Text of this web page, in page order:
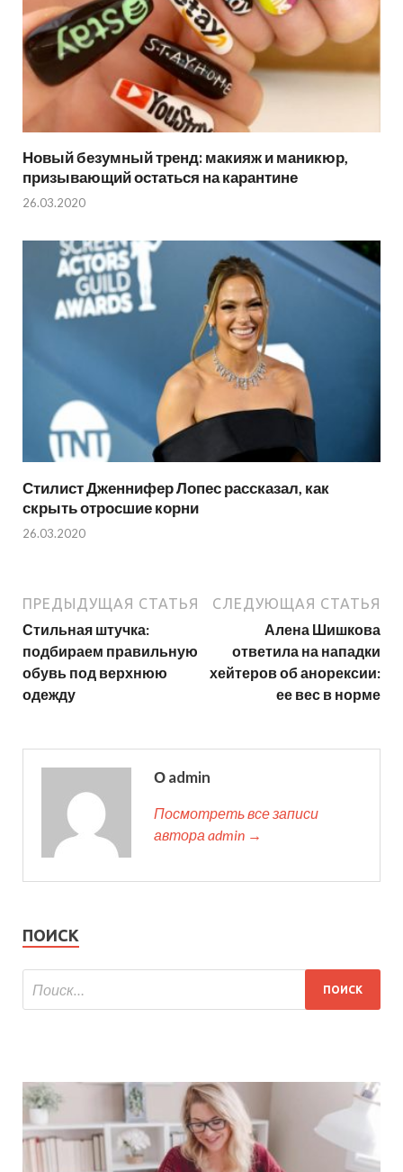
Новый безумный тренд: макияж и маникюр,
призывающий остаться на карантине
26.03.2020
Стилист Дженнифер Лопес рассказал, как
скрыть отросшие корни
26.03.2020
ПРЕДЫДУЩАЯ СТАТЬЯ
Стильная штучка:
подбираем правильную
обувь под верхнюю
одежду
СЛЕДУЮЩАЯ СТАТЬЯ
Алена Шишкова
ответила на нападки
хейтеров об анорексии:
ее вес в норме
О admin
Посмотреть все записи
автора admin →
ПОИСК